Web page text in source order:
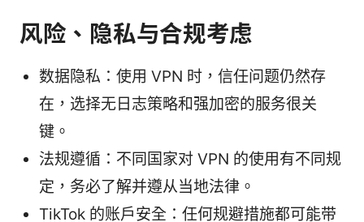
风险、隐私与合规考虑
数据隐私：使用 VPN 时，信任问题仍然存
在，选择无日志策略和强加密的服务很关
键。
法规遵循：不同国家对 VPN 的使用有不同规
定，务必了解并遵从当地法律。
TikTok 的账户安全：任何规避措施都可能带